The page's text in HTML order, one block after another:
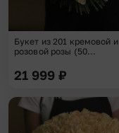
Букет из 201 кремовой и
розовой розы (50...
21 999 ₽